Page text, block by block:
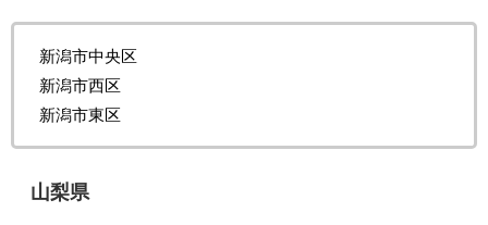
新潟市中央区
新潟市西区
新潟市東区
山梨県